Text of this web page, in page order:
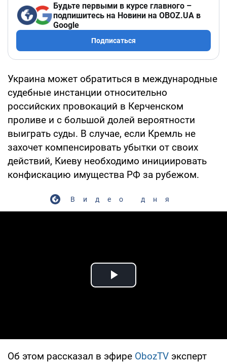
Будьте первыми в курсе главного –
подпишитесь на Новини на OBOZ.UA в
Google
Подписаться
Украина может обратиться в международные
судебные инстанции относительно
российских провокаций в Керченском
проливе и с большой долей вероятности
выиграть суды. В случае, если Кремль не
захочет компенсировать убытки от своих
действий, Киеву необходимо инициировать
конфискацию имущества РФ за рубежом.
Видео дня
Play Video
Об этом рассказал в эфире ObozTV эксперт